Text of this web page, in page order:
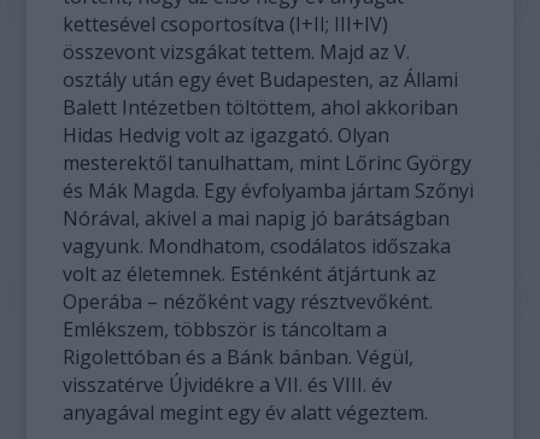
kettesével csoportosítva (I+II; III+IV)
összevont vizsgákat tettem. Majd az V.
osztály után egy évet Budapesten, az Állami
Balett Intézetben töltöttem, ahol akkoriban
Hidas Hedvig volt az igazgató. Olyan
mesterektől tanulhattam, mint Lőrinc György
és Mák Magda. Egy évfolyamba jártam Szőnyi
Nórával, akivel a mai napig jó barátságban
vagyunk. Mondhatom, csodálatos időszaka
volt az életemnek. Esténként átjártunk az
Operába – nézőként vagy résztvevőként.
Emlékszem, többször is táncoltam a
Rigolettóban és a Bánk bánban. Végül,
visszatérve Újvidékre a VII. és VIII. év
anyagával megint egy év alatt végeztem.